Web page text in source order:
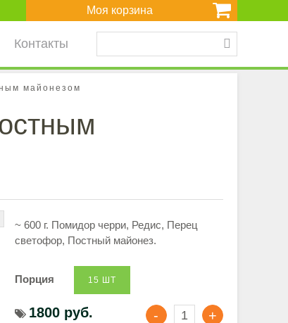
Моя корзина
Контакты
майонезом
~ 600 г. Помидор черри, Редис, Перец
светофор, Постный майонез.
Порция 15 ШТ
1800 руб.